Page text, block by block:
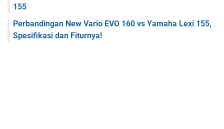
155
Perbandingan New Vario EVO 160 vs Yamaha Lexi 155,
Spesifikasi dan Fiturnya!